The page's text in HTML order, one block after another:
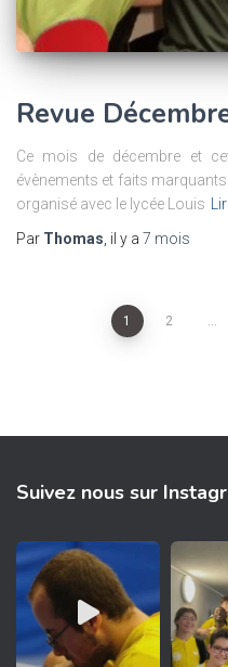
Revue
Ce mois de décembre et
évènements et faits
organisé avec le lycée Louis
Par Thomas, il y a 7 mois
Pagination
publications
1 2 …
Suivez nous sur